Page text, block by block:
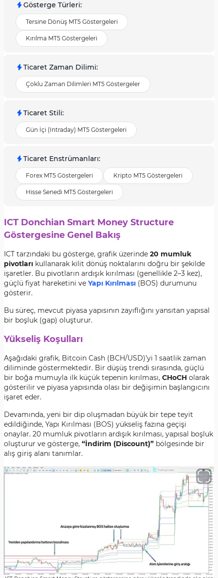
Gösterge Türleri:
Tersine Dönüş MT5 Göstergeleri
Kırılma MT5 Göstergeleri
Ticaret Zaman Dilimi:
Çoklu Zaman Dilimleri MT5 Göstergeler
Ticaret Stili:
Gün İçi (Intraday) MT5 Göstergeleri
Ticaret Enstrümanları:
Forex MT5 Göstergeleri Kripto MT5 Göstergeleri
Hisse Senedi MT5 Göstergeleri
ICT Donchian Smart Money Structure
Göstergesine Genel Bakış
ICT tarzındaki bu gösterge, grafik üzerinde 20 mumluk
pivotları kullanarak kilit dönüş noktalarını doğru bir şekilde
işaretler. Bu pivotların ardışık kırılması (genellikle 2–3 kez),
güçlü fiyat hareketini ve Yapı Kırılması (BOS) durumunu
gösterir.
Bu süreç, mevcut piyasa yapısının zayıflığını yansıtan yapısal
bir boşluk (gap) oluşturur.
Yükseliş Koşulları
Aşağıdaki grafik, Bitcoin Cash (BCH/USD)’yi 1 saatlik zaman
diliminde göstermektedir. Bir düşüş trendi sırasında, güçlü
bir boğa mumuyla ilk küçük tepenin kırılması, CHoCH olarak
gösterilir ve piyasa yapısında olası bir değişimin başlangıcını
işaret eder.
Devamında, yeni bir dip oluşmadan büyük bir tepe teyit
edildiğinde, Yapı Kırılması (BOS) yükseliş fazına geçişi
onaylar. 20 mumluk pivotların ardışık kırılması, yapısal boşluk
oluşturur ve gösterge, “İndirim (Discount)” bölgesinde bir
alış giriş alanı tanımlar.